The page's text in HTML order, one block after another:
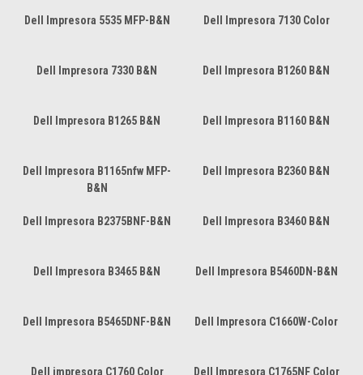
Dell Impresora 5535 MFP-B&N Dell Impresora 7130 Color
Dell Impresora 7330 B&N Dell Impresora B1260 B&N
Dell Impresora B1265 B&N Dell Impresora B1160 B&N
Dell Impresora B1165nfw MFP-
B&N
Dell Impresora B2360 B&N
Dell Impresora B2375BNF-B&N Dell Impresora B3460 B&N
Dell Impresora B3465 B&N Dell Impresora B5460DN-B&N
Dell Impresora B5465DNF-B&N Dell Impresora C1660W-Color
Dell impresora C1760 Color Dell Impresora C1765NF Color